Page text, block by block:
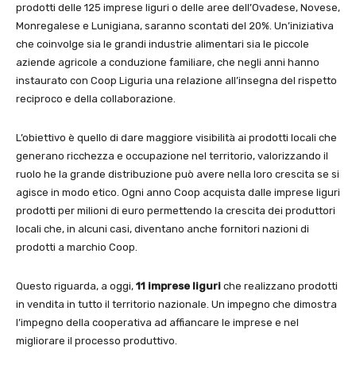
prodotti delle 125 imprese liguri o delle aree dell’Ovadese, Novese,
Monregalese e Lunigiana, saranno scontati del 20%. Un’iniziativa
che coinvolge sia le grandi industrie alimentari sia le piccole
aziende agricole a conduzione familiare, che negli anni hanno
instaurato con Coop Liguria una relazione all’insegna del rispetto
reciproco e della collaborazione.
L’obiettivo è quello di dare maggiore visibilità ai prodotti locali che
generano ricchezza e occupazione nel territorio, valorizzando il
ruolo he la grande distribuzione può avere nella loro crescita se si
agisce in modo etico. Ogni anno Coop acquista dalle imprese liguri
prodotti per milioni di euro permettendo la crescita dei produttori
locali che, in alcuni casi, diventano anche fornitori nazioni di
prodotti a marchio Coop.
Questo riguarda, a oggi, 11 imprese liguri che realizzano prodotti
in vendita in tutto il territorio nazionale. Un impegno che dimostra
l’impegno della cooperativa ad affiancare le imprese e nel
migliorare il processo produttivo.